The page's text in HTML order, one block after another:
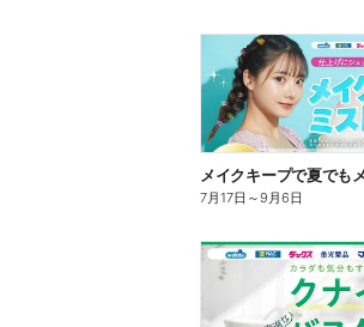
7月17日 ～9月6日